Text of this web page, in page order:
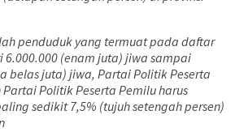
penduduk yang termuat pada daftar
(enam juta) jiwa sampai
belas juta) jiwa, Partai Politik Peserta
Politik Peserta Pemilu harus
sedikit 7,5% (tujuh setengah persen)